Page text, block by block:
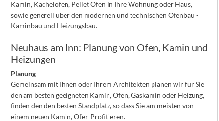
Kamin, Kachelofen, Pellet Ofen in Ihre Wohnung oder Haus,
sowie generell über den modernen und technischen Ofenbau -
Kaminbau und Heizungsbau.
Neuhaus am Inn: Planung von Ofen, Kamin und
Heizungen
Planung
Gemeinsam mit Ihnen oder Ihrem Architekten planen wir für Sie
den am besten geeigneten Kamin, Ofen, Gaskamin oder Heizung,
finden den den besten Standplatz, so dass Sie am meisten von
einem neuen Kamin, Ofen Profitieren.